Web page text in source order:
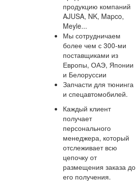
продукцию компаний
AJUSA, NK, Mapco,
Meyle...
Мы сотрудничаем
более чем с 300-ми
поставщиками из
Европы, ОАЭ, Японии
и Белоруссии
Запчасти для тюнинга
и спецавтомобилей.
Каждый клиент
получает
персонального
менеджера, который
отслеживает всю
цепочку от
размещения заказа до
его получения.